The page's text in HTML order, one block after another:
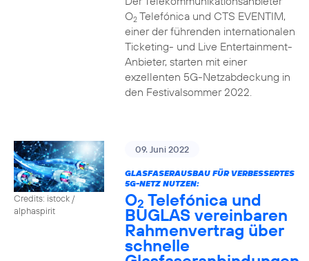
O2Telefónica und CTS EVENTIM,
einer der führenden internationalen
Ticketing- und Live Entertainment-
Anbieter, starten mit einer
exzellenten 5G-Netzabdeckung in
den Festivalsommer 2022.
Credits: istock /
alphaspirit
09. Juni 2022
GLASFASERAUSBAU FÜR VERBESSERTES
5G-NETZ NUTZEN:
O2 Telefónica und
BUGLAS vereinbaren
Rahmenvertrag über
schnelle